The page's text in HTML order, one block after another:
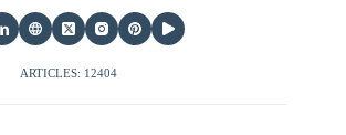
ARTICLES: 12404